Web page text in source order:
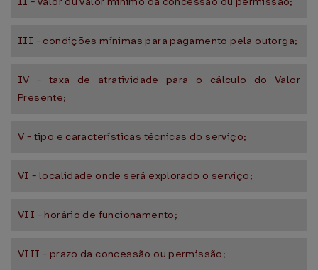
III - condições mínimas para pagamento pela outorga;
IV - taxa de atratividade para o cálculo do Valor
Presente;
V - tipo e características técnicas do serviço;
VI - localidade onde será explorado o serviço;
VII - horário de funcionamento;
VIII - prazo da concessão ou permissão;